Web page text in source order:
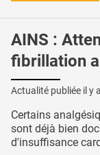
AINS :
fibrillation
Actualité publiée il y a
Certains
sont déjà bien
d'insuffisance